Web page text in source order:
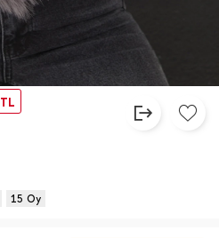
TL
15 Oy